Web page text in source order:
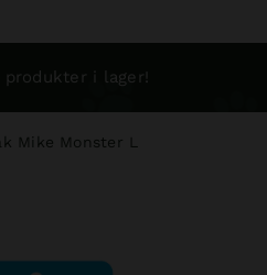
produkter i lager!
Mike Monster L